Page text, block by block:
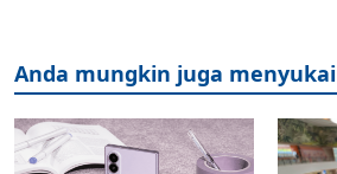
Anda mungkin juga menyukai